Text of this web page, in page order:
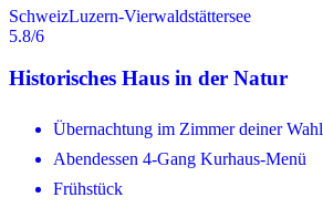
SchweizLuzern-Vierwaldstättersee
5.8/6
Historisches Haus in der Natur
Übernachtung im Zimmer deiner Wahl
Abendessen 4-Gang Kurhaus-Menü
Frühstück